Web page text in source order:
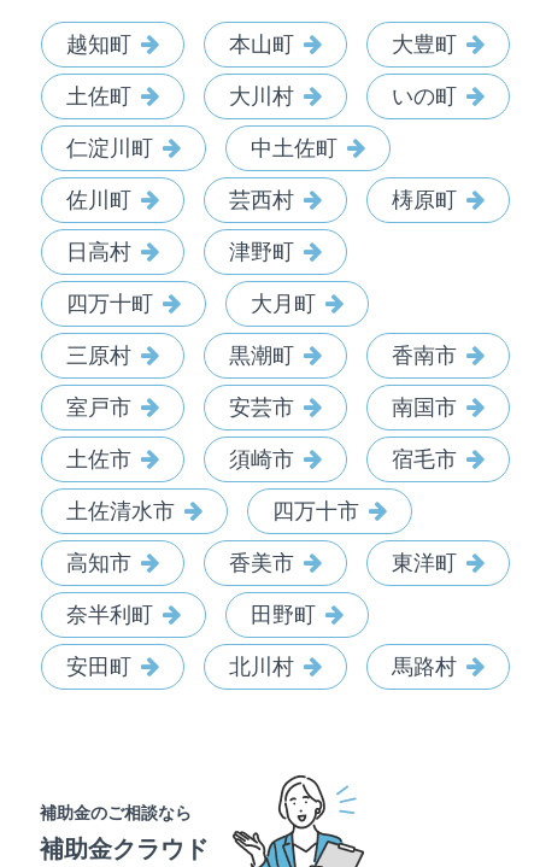
越知町 本山町 大豊町
土佐町 大川村 いの町
仁淀川町 中土佐町
佐川町 芸西村 梼原町
日高村 津野町
四万十町 大月町
三原村 黒潮町 香南市
室戸市 安芸市 南国市
土佐市 須崎市 宿毛市
土佐清水市 四万十市
高知市 香美市 東洋町
奈半利町 田野町
安田町 北川村 馬路村
補助金のご相談なら
補助金クラウド